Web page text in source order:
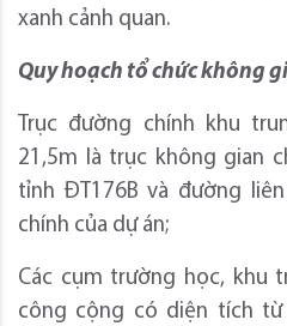
xanh cảnh quan.
Quy hoạch tổ chức không
Trục đường chính khu
21,5m là trục không gian
tỉnh ĐT176B và đường
chính của dự án;
Các cụm trường học, khu
công cộng có diện tích từ